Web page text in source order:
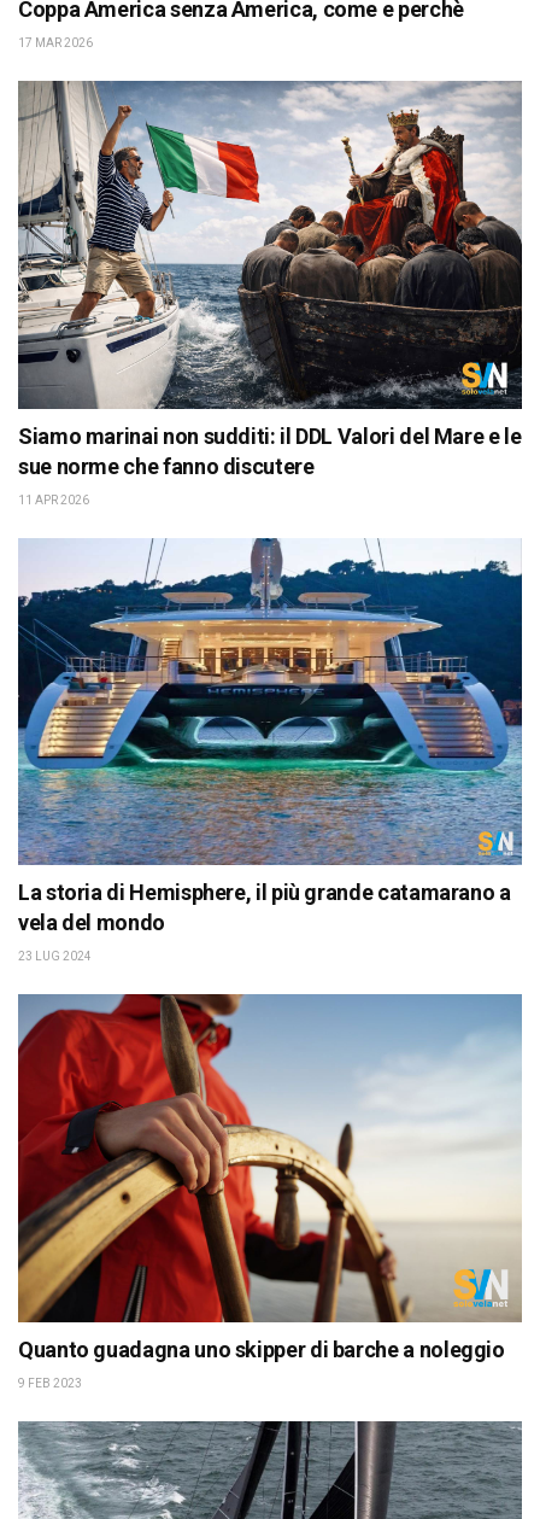
Coppa America senza America, come e perchè
17 MAR 2026
Siamo marinai non sudditi: il DDL Valori del Mare e le
sue norme che fanno discutere
11 APR 2026
La storia di Hemisphere, il più grande catamarano a
vela del mondo
23 LUG 2024
Quanto guadagna uno skipper di barche a noleggio
9 FEB 2023